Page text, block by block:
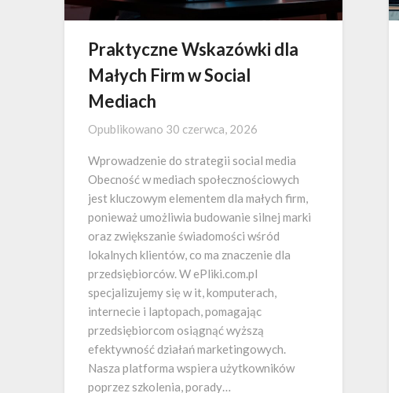
Praktyczne Wskazówki dla
Małych Firm w Social
Mediach
Opublikowano 30 czerwca, 2026
Wprowadzenie do strategii social media
Obecność w mediach społecznościowych
jest kluczowym elementem dla małych firm,
ponieważ umożliwia budowanie silnej marki
oraz zwiększanie świadomości wśród
lokalnych klientów, co ma znaczenie dla
przedsiębiorców. W ePliki.com.pl
specjalizujemy się w it, komputerach,
internecie i laptopach, pomagając
przedsiębiorcom osiągnąć wyższą
efektywność działań marketingowych.
Nasza platforma wspiera użytkowników
poprzez szkolenia, porady…